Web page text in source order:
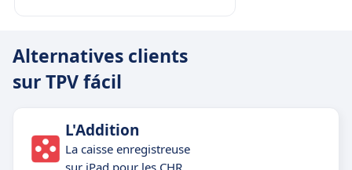
Alternatives clients
sur TPV fácil
L'Addition
La caisse enregistreuse
sur iPad pour les CHR